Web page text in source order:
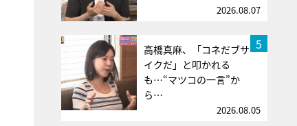
2026.08.07
5
高橋真麻、「コネだブサ
イクだ」と叩かれる
も…“マツコの一言”か
ら…
2026.08.05